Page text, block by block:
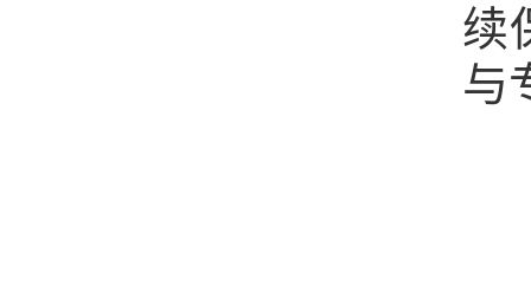
续
与